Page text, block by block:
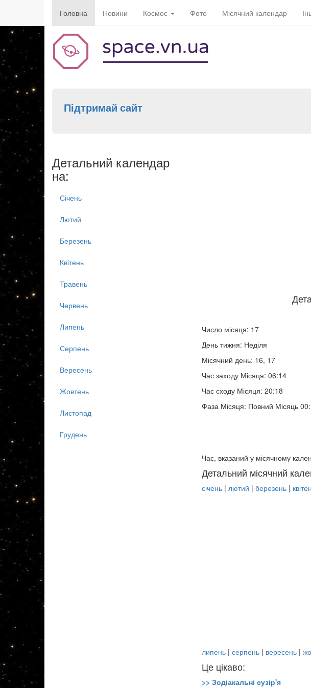
Головна Новини Космос Фото Місячний календар
Підтримай сайт
Число місяця: 17
День тижня: Неділя
Місячний день: 16, 17
Час заходу Місяця: 06:14
Час сходу Місяця: 20:18
Фаза Місяця: Повний Місяць
Час, вказаний у місячному
Детальний місячний
січень| лютий | березень|
липень| серпень| вересень|
Це цікаво:
>> Зодіакальні сузір'я
Детальний календар
на:
Січень
Лютий
Березень
Квітень
Травень
Червень
Липень
Серпень
Вересень
Жовтень
Листопад
Грудень